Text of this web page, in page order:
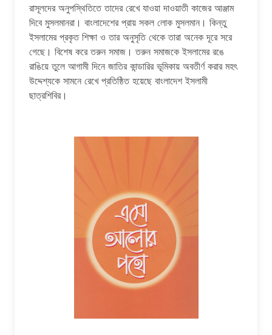
রাসূলদের অনুপস্থিতিতে তাদের রেখে যাওয়া দাওয়াতী কাজের আঞ্জাম
দিবে মুসলমানরা। বাংলাদেশের প্রায় সকল লোক মুসলমান। কিন্তু
ইসলামের প্রকৃত শিক্ষা ও তার অনুসৃতি থেকে তারা অনেক দূরে সরে
গেছে। বিশেষ করে তরুন সমাজ। তরুন সমাজকে ইসলামের রঙে
রাঙিয়ে তুলে আগামী দিনে জাতির কান্ডারির ভূমিকায় অবতীর্ণ করার মহৎ
উদ্দেশ্যকে সামনে রেখে প্রতিষ্ঠিত হয়েছে বাংলাদেশ ইসলামী
ছাত্রশিবির।